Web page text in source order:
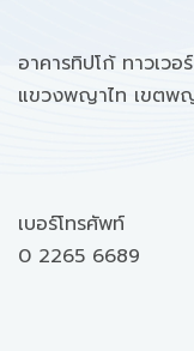
อาคารทิปโก้ ทาวเว
แขวงพญาไท เขตพ
เบอร์โทรศัพท์
0 2265 6689